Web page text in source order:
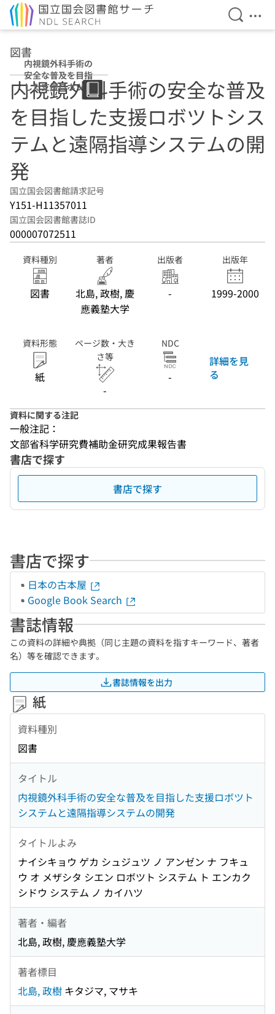
検索を
メ
図書
内視鏡外科手術の
安全な普及を目指
した支援ロボツト
システムと遠隔指
導システムの開発
内視鏡外科手術の安全な普及
を目指した支援ロボツトシス
テムと遠隔指導システムの開
発
国立国会図書館請求記号
Y151-H11357011
国立国会図書館書誌ID
000007072511
資料種別
図書
著者
北島, 政樹, 慶
應義塾大学
出版者
-
出版年
1999-2000
資料形態
紙
ページ数・大き
さ等
-
NDC
-
詳細を見
る
資料に関する注記
一般注記：
文部省科学研究費補助金研究成果報告書
書店で探す
書店で探す
書店で探す
日本の古本屋
Google Book Search
書誌情報
この資料の詳細や典拠（同じ主題の資料を指すキーワード、著者
名）等を確認できます。
書誌情報を出力
紙
資料種別
図書
タイトル
内視鏡外科手術の安全な普及を目指した支援ロボツト
システムと遠隔指導システムの開発
タイトルよみ
ナイシキョウ ゲカ シュジュツ ノ アンゼン ナ フキュ
ウ オ メザシタ シエン ロボツト システム ト エンカク
シドウ システム ノ カイハツ
著者・編者
北島, 政樹, 慶應義塾大学
著者標目
北島, 政樹 キタジマ, マサキ